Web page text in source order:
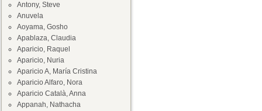
Antony, Steve
Anuvela
Aoyama, Gosho
Apablaza, Claudia
Aparicio, Raquel
Aparicio, Nuria
Aparicio A, María Cristina
Aparicio Alfaro, Nora
Aparicio Català, Anna
Appanah, Nathacha